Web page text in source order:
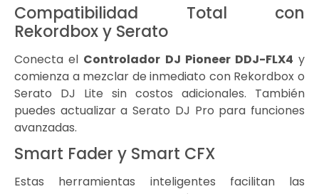
Compatibilidad Total con
Rekordbox y Serato
Conecta el Controlador DJ Pioneer DDJ-FLX4 y
comienza a mezclar de inmediato con Rekordbox o
Serato DJ Lite sin costos adicionales. También
puedes actualizar a Serato DJ Pro para funciones
avanzadas.
Smart Fader y Smart CFX
Estas herramientas inteligentes facilitan las